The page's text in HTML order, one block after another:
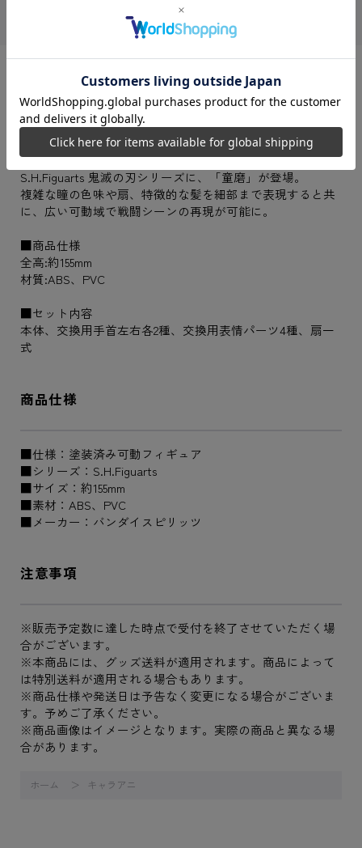
鬼滅の刃
アニメ「鬼滅の刃」より「童磨」がS.H.Figuartsに登場!
S.H.Figuarts 鬼滅の刃シリーズに、「童磨」が登場。
複雑な瞳の色味や扇、特徴的な髪を細部まで表現すると共
に、広い可動域で戦闘シーンの再現が可能に。
■商品仕様
全高:約155mm
材質:ABS、PVC
■セット内容
本体、交換用手首左右各2種、交換用表情パーツ4種、扇一
式
商品仕様
■仕様：塗装済み可動フィギュア
■シリーズ：S.H.Figuarts
■サイズ：約155mm
■素材：ABS、PVC
■メーカー：バンダイスピリッツ
注意事項
※販売予定数に達した時点で受付を終了させていただく場
合がございます。
※本商品には、グッズ送料が適用されます。商品によって
は特別送料が適用される場合もあります。
※商品仕様や発送日は予告なく変更になる場合がございま
す。予めご了承ください。
※商品画像はイメージとなります。実際の商品と異なる場
合があります。
ホーム キャラアニ